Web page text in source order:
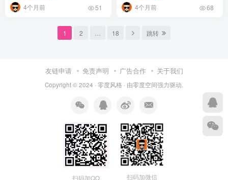
4个月前 51 4个月前 68
1 2 18 跳转
友链申请 免责声明 广告合作 关于我们
Copyright © 2024 · 零度风格 · 由零度空间强力驱动.
扫码加QQ 扫码加微信